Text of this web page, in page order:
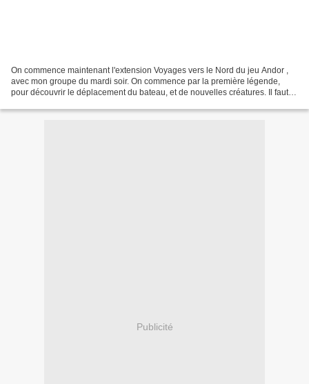
On commence maintenant l'extension Voyages vers le Nord du jeu Andor ,
avec mon groupe du mardi soir. On commence par la première légende,
pour découvrir le déplacement du bateau, et de nouvelles créatures. Il faut
Publicité